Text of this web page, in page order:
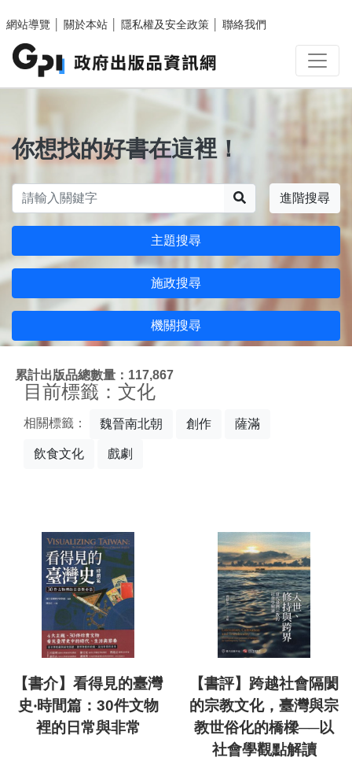
網站導覽
關於本站 隱私權及安全政策 聯絡我們
你想找的好書在這裡！
進階搜尋
主題搜尋
施政搜尋
機關搜尋
累計出版品總數量：117,867
目前標籤：文化
相關標籤： 魏晉南北朝 創作 薩滿
飲食文化 戲劇
【書介】看得見的臺灣
史‧時間篇：30件文物
裡的日常與非常
【書評】跨越社會隔閡
的宗教文化，臺灣與宗
教世俗化的橋樑──以
社會學觀點解讀